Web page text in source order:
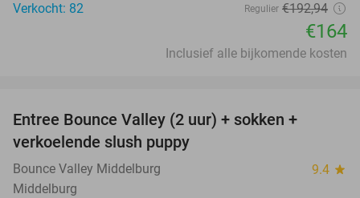
Verkocht: 82
Regulier €192,94
€164
Inclusief alle bijkomende kosten
Entree Bounce Valley (2 uur) + sokken +
verkoelende slush puppy
Bounce Valley Middelburg 9.4 star
Middelburg